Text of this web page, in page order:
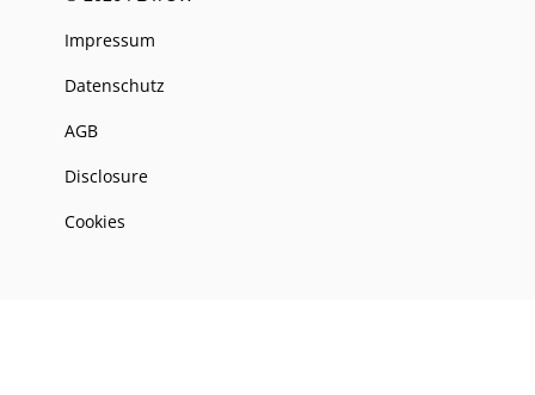
Impressum
Datenschutz
AGB
Disclosure
Cookies